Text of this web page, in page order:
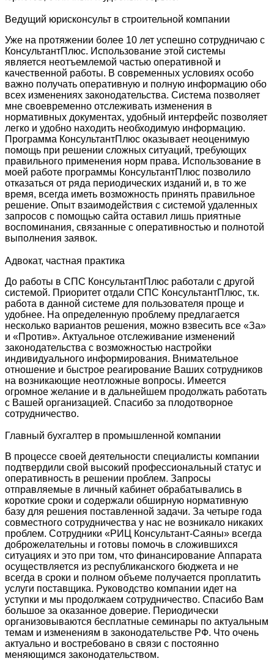
Ведущий юрисконсульт в строительной компании
Уже на протяжении более 10 лет успешно сотрудничаю с
КонсультантПлюс. Использование этой системы
является неотъемлемой частью оперативной и
качественной работы. В современных условиях особо
важно получать оперативную и полную информацию обо
всех изменениях законодательства. Система позволяет
мне своевременно отслеживать изменения в
нормативных документах, удобный интерфейс позволяет
легко и удобно находить необходимую информацию.
Программа КонсультантПлюс оказывает неоценимую
помощь при решении сложных ситуаций, требующих
правильного применения норм права. Использование в
моей работе программы КонсультантПлюс позволило
отказаться от ряда периодических изданий и, в то же
время, всегда иметь возможность принять правильное
решение. Опыт взаимодействия с системой удаленных
запросов с помощью сайта оставил лишь приятные
воспоминания, связанные с оперативностью и полнотой
выполнения заявок.
Адвокат, частная практика
До работы в СПС КонсультантПлюс работали с другой
системой. Приоритет отдали СПС КонсультантПлюс, т.к.
работа в данной системе для пользователя проще и
удобнее. На определенную проблему предлагается
несколько вариантов решения, можно взвесить все «За»
и «Против». Актуальное отслеживание изменений
законодательства с возможностью настройки
индивидуального информирования. Внимательное
отношение и быстрое реагирование Ваших сотрудников
на возникающие неотложные вопросы. Имеется
огромное желание и в дальнейшем продолжать работать
с Вашей организацией. Спасибо за плодотворное
сотрудничество.
Главный бухгалтер в промышленной компании
В процессе своей деятельности специалисты компании
подтвердили свой высокий профессиональный статус и
оперативность в решении проблем. Запросы
отправляемые в личный кабинет обрабатывались в
короткие сроки и содержали обширную нормативную
базу для решения поставленной задачи. За четыре года
совместного сотрудничества у нас не возникало никаких
проблем. Сотрудники «РИЦ Консультант-Саяны» всегда
доброжелательны и готовы помочь в сложившихся
ситуациях и это при том, что финансирование Аппарата
осуществляется из республиканского бюджета и не
всегда в сроки и полном объеме получается проплатить
услуги поставщика. Руководство компании идет на
уступки и мы продолжаем сотрудничество. Спасибо Вам
большое за оказанное доверие. Периодически
организовываются бесплатные семинары по актуальным
темам и изменениям в законодательстве РФ. Что очень
актуально и востребовано в связи с постоянно
меняющимся законодательством.